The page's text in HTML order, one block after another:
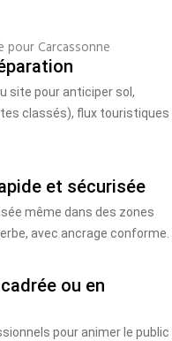
pour Carcassonne
site pour anticiper sol,
classés), flux touristiques
et sécurisée
même dans des zones
avec ancrage conforme.
ou en
pour animer le public